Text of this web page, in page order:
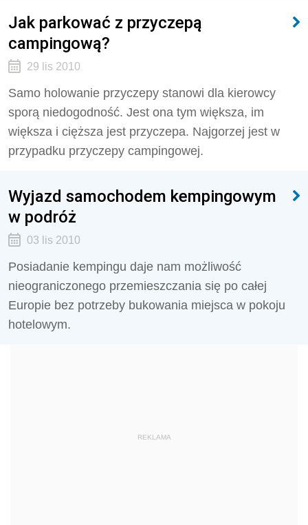
Jak parkować z przyczepą
campingową?
29 lis 2010
Samo holowanie przyczepy stanowi dla kierowcy
sporą niedogodność. Jest ona tym większa, im
większa i cięższa jest przyczepa. Najgorzej jest w
przypadku przyczepy campingowej.
Wyjazd samochodem kempingowym
w podróż
03 lis 2010
Posiadanie kempingu daje nam możliwość
nieograniczonego przemieszczania się po całej
Europie bez potrzeby bukowania miejsca w pokoju
hotelowym.
REKLAMA